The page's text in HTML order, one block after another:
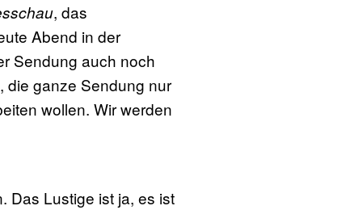
, das
Abend in der
Sendung auch noch
die ganze Sendung nur
wollen. Wir werden
Das Lustige ist ja, es ist